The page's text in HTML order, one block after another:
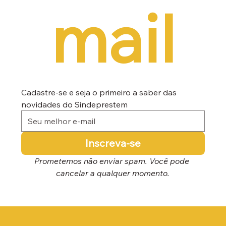
mail
Cadastre-se e seja o primeiro a saber das
novidades do Sindeprestem
Inscreva-se
Prometemos não enviar spam. Você pode
cancelar a qualquer momento.